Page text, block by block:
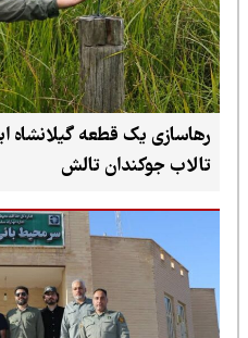
رهاسازی یک قطعه گیلانشاه
تالاب جوکندان تالش